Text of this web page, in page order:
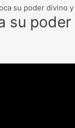
su poder divino
su